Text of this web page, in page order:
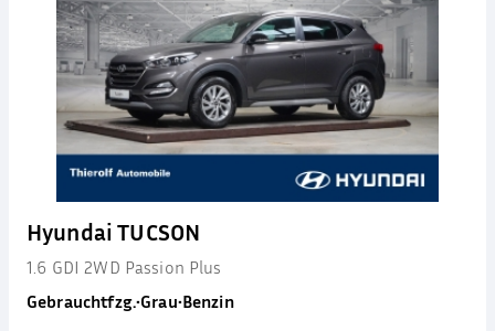
Hyundai TUCSON
1.6 GDI 2WD Passion Plus
Gebrauchtfzg.•Grau•Benzin